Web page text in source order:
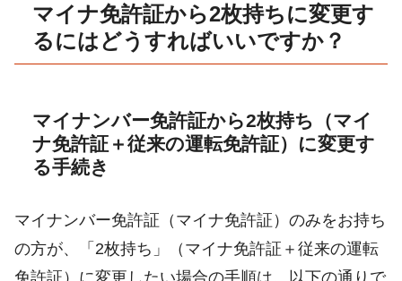
マイナ免許証から2枚持ちに変更す
るにはどうすればいいですか？
マイナンバー免許証から2枚持ち（マイ
ナ免許証＋従来の運転免許証）に変更す
る手続き
マイナンバー免許証（マイナ免許証）のみをお持ち
の方が、「2枚持ち」（マイナ免許証＋従来の運転
免許証）に変更したい場合の手順は、以下の通りで